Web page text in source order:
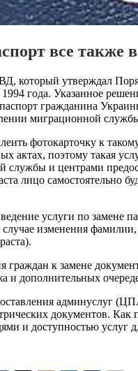
все также
который утверждал
года. Указанное
гражданина
миграционной
фотокарточку к
актах, поэтому такая
службы и центрами
лицо самостоятельно
услуги по замене
изменения
к замене
и дополнительных
админуслуг
документов. Как
и доступностью услуг